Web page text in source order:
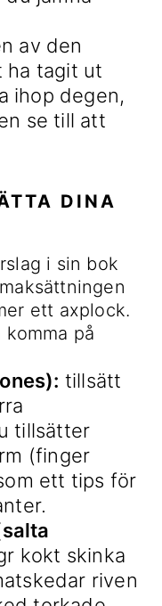
av den
ha tagit ut
ihop degen,
se till att
DINA
i sin bok
ett axplock.
på
tillsätt
tillsätter
(finger
ett tips för
kokt skinka
riven